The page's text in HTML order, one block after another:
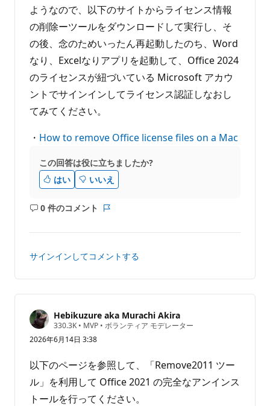
ようなので、以下のサイトからライセンス情報
の削除ーツールをダウンロードして実行し、そ
の後、念のためいったん再起動したのち、Word
なり、Excelなりアプリを起動して、Office 2024
のライセンスが紐づいている Microsoft アカウ
ントでサインインしてライセンス認証しなおし
てみてください。
・ How to remove Office license files on a Mac
この回答は役に立ちましたか?
はい
いいえ
0 件のコメント
コ
ト
あ
せ
ん
ト
サインインしてコメントする
Hebikuzure aka Murachi Akira
330.3K 評
価
の
イ
ン
ト
• MVP • ボランティア モデレーター
2026年6月14日 3:38
以下のページを参照して、「Remove2011 ツー
ル」を利用して Office 2021 の完全なアンインス
トールを行ってください。